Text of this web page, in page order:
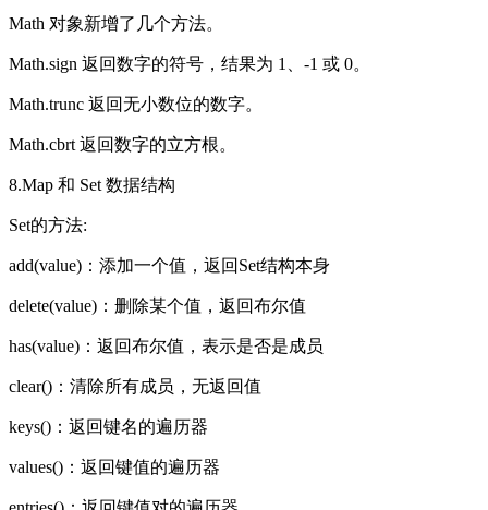
Math 对象新增了几个方法。
Math.sign 返回数字的符号，结果为 1、-1 或 0。
Math.trunc 返回无小数位的数字。
Math.cbrt 返回数字的立方根。
8.Map 和 Set 数据结构
Set的方法:
add(value)：添加一个值，返回Set结构本身
delete(value)：删除某个值，返回布尔值
has(value)：返回布尔值，表示是否是成员
clear()：清除所有成员，无返回值
keys()：返回键名的遍历器
values()：返回键值的遍历器